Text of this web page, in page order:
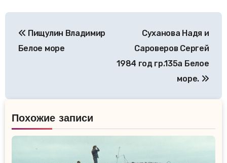
по
Пищулин Владимир
Белое море
Суханова Надя и
Сароверов Сергей
1984 год гр.135а Белое
море.
Похожие записи